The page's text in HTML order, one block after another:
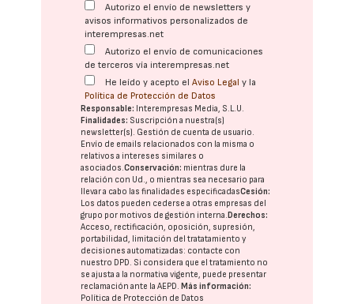
Autorizo el envío de newsletters y
avisos informativos personalizados de
interempresas.net
Autorizo el envío de comunicaciones
de terceros vía interempresas.net
He leído y acepto elAviso Legal y la
Política de Protección de Datos
Responsable: Interempresas Media, S.L.U.
Finalidades: Suscripción a nuestra(s)
newsletter(s). Gestión de cuenta de usuario.
Envío de emails relacionados con la misma o
relativos a intereses similares o
asociados.Conservación: mientras dure la
relación con Ud., o mientras sea necesario para
llevar a cabo las finalidades especificadasCesión:
Los datos pueden cederse a otras empresas del
grupo por motivos de gestión interna.Derechos:
Acceso, rectificación, oposición, supresión,
portabilidad, limitación del tratatamiento y
decisiones automatizadas: contacte con
nuestro DPD. Si considera que el tratamiento no
se ajusta a la normativa vigente, puede presentar
reclamación ante laAEPD.Más información:
Política de Protección de Datos